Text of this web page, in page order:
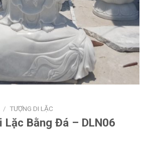
/ TƯỢNG DI LẶC
Lặc Bằng Đá – DLN06